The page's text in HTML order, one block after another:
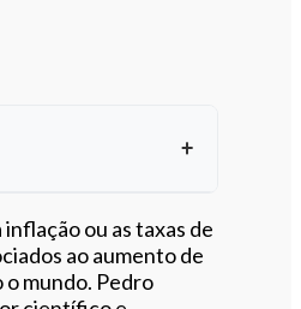
artigoou as taxas de
ao aumento de
mundo. Pedro